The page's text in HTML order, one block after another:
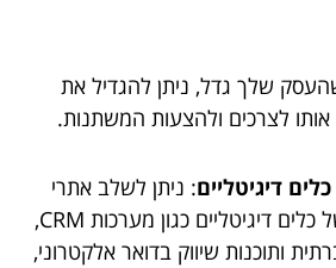
שלך גדל, ניתן להגדיל את
לצרכים ולהצעות המשתנות.
דיגיטליים: ניתן לשלב אתרי
אינטרנט עם שפע של כלים דיגיטליים כגון מערכות CRM,
ותוכנות שיווק בדואר אלקטרוני,